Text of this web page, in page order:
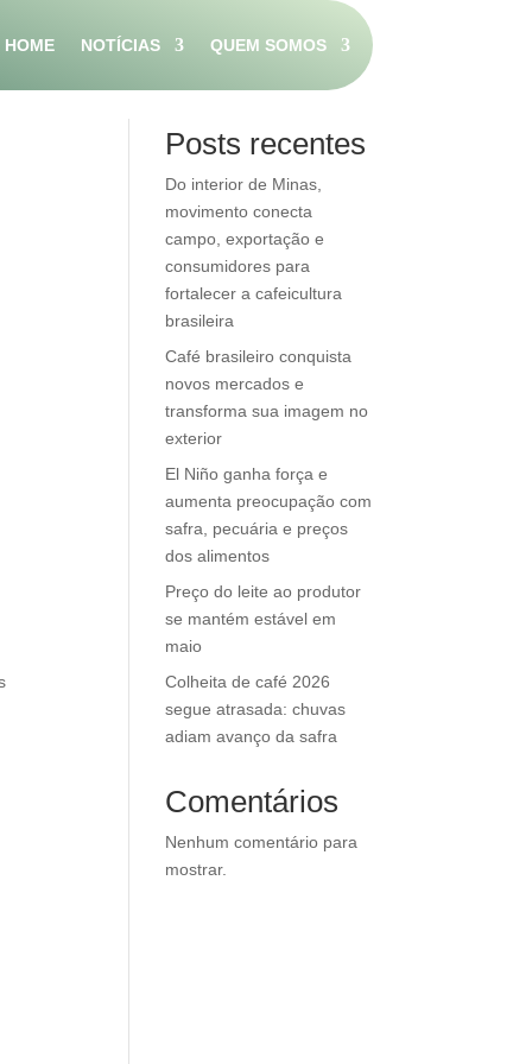
HOME NOTÍCIAS QUEM SOMOS
Posts recentes
Do interior de Minas,
movimento conecta
campo, exportação e
consumidores para
fortalecer a cafeicultura
brasileira
Café brasileiro conquista
novos mercados e
transforma sua imagem no
exterior
El Niño ganha força e
aumenta preocupação com
safra, pecuária e preços
dos alimentos
Preço do leite ao produtor
se mantém estável em
maio
Colheita de café 2026
segue atrasada: chuvas
adiam avanço da safra
Comentários
Nenhum comentário para
mostrar.